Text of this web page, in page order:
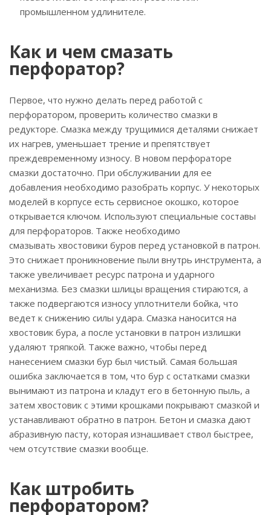
промышленном удлинителе.
Как и чем смазать
перфоратор?
Первое, что нужно делать перед работой с
перфоратором, проверить количество смазки в
редукторе. Смазка между трущимися деталями снижает
их нагрев, уменьшает трение и препятствует
преждевременному износу. В новом перфораторе
смазки достаточно. При обслуживании для ее
добавления необходимо разобрать корпус. У некоторых
моделей в корпусе есть сервисное окошко, которое
открывается ключом. Используют специальные составы
для перфораторов. Также необходимо
смазывать хвостовики буров перед установкой в патрон.
Это снижает проникновение пыли внутрь инструмента, а
также увеличивает ресурс патрона и ударного
механизма. Без смазки шлицы вращения стираются, а
также подвергаются износу уплотнители бойка, что
ведет к снижению силы удара. Смазка наносится на
хвостовик бура, а после установки в патрон излишки
удаляют тряпкой. Также важно, чтобы перед
нанесением смазки бур был чистый. Самая большая
ошибка заключается в том, что бур с остатками смазки
вынимают из патрона и кладут его в бетонную пыль, а
затем хвостовик с этими крошками покрывают смазкой и
устанавливают обратно в патрон. Бетон и смазка дают
абразивную пасту, которая изнашивает ствол быстрее,
чем отсутствие смазки вообще.
Как штробить
перфоратором?